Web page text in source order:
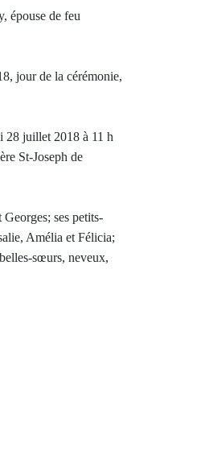
épouse de feu
jour de la cérémonie,
28 juillet 2018 à 11 h
St-Joseph de
ses petits-
Amélia et Félicia;
sœurs, neveux,